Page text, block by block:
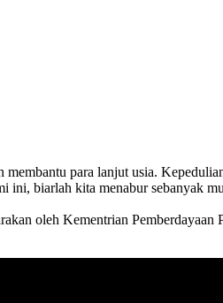
para lanjut usia.
biarlah kita menabur sebanyak
oleh Kementrian